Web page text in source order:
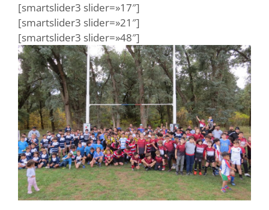
[smartslider3 slider=»17″]
[smartslider3 slider=»21″]
[smartslider3 slider=»48″]